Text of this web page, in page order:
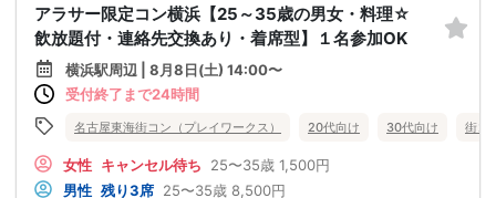
アラサー限定コン横浜【25～35歳の男女・料理☆
飲放題付・連絡先交換あり・着席型】１名参加OK
横浜駅周辺 | 8月8日(土) 14:00〜
受付終了まで24時間
名古屋東海街コン（プレイワークス） 20代向け 30代向け 街コ
女性 キャンセル待ち 25〜35歳 1,500円
男性 残り3席 25〜35歳 8,500円